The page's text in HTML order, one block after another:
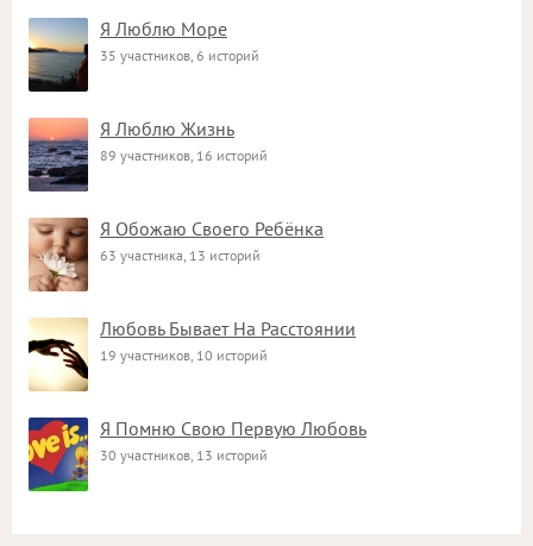
Я Люблю Море
35 участников, 6 историй
Я Люблю Жизнь
89 участников, 16 историй
Я Обожаю Своего Ребёнка
63 участника, 13 историй
Любовь Бывает На Расстоянии
19 участников, 10 историй
Я Помню Свою Первую Любовь
30 участников, 13 историй